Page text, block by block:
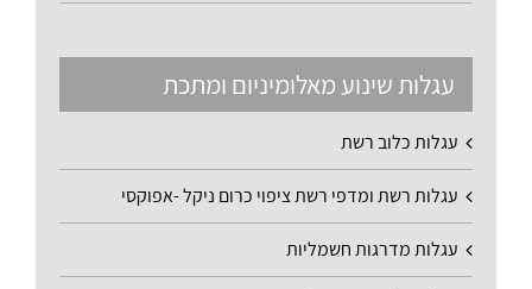
עגלות שינוע מאלומיניום ומתכת
עגלות כלוב רשת
עגלות רשת ומדפי רשת ציפוי כרום ניקל -אפוקסי
עגלות מדרגות חשמליות